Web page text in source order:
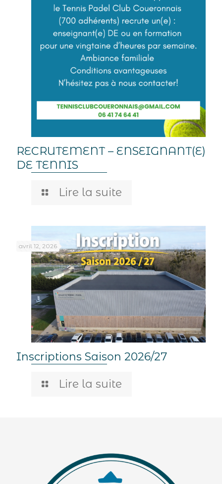
RECRUTEMENT – ENSEIGNANT(E)
DE TENNIS
Lire la suite
avril 12, 2026
Inscriptions Saison 2026/27
Lire la suite